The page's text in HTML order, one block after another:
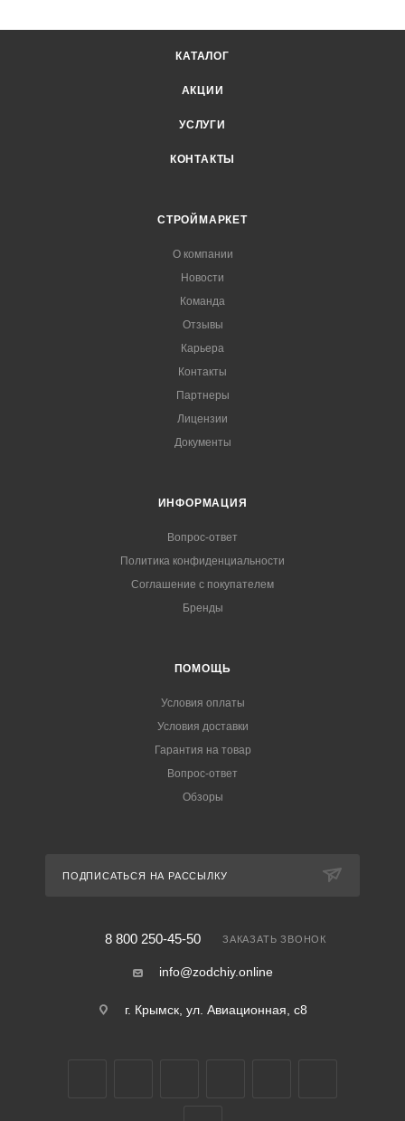
КАТАЛОГ
АКЦИИ
УСЛУГИ
КОНТАКТЫ
СТРОЙМАРКЕТ
О компании
Новости
Команда
Отзывы
Карьера
Контакты
Партнеры
Лицензии
Документы
ИНФОРМАЦИЯ
Вопрос-ответ
Политика конфиденциальности
Соглашение с покупателем
Бренды
ПОМОЩЬ
Условия оплаты
Условия доставки
Гарантия на товар
Вопрос-ответ
Обзоры
ПОДПИСАТЬСЯ НА РАССЫЛКУ
8 800 250-45-50 ЗАКАЗАТЬ ЗВОНОК
info@zodchiy.online
г. Крымск, ул. Авиационная, с8